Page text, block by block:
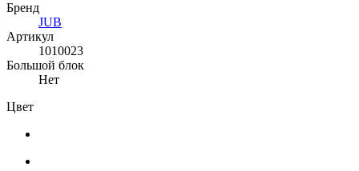
Бренд
JUB
Артикул
1010023
Большой блок
Нет
Цвет